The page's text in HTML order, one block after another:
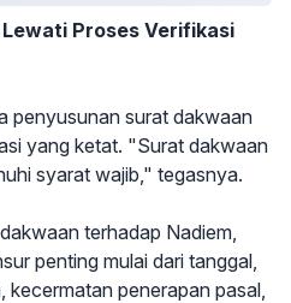
Proses Verifikasi
penyusunan surat dakwaan
yang ketat. "Surat dakwaan
syarat wajib," tegasnya.
terhadap Nadiem,
penting mulai dari tanggal,
kecermatan penerapan pasal,